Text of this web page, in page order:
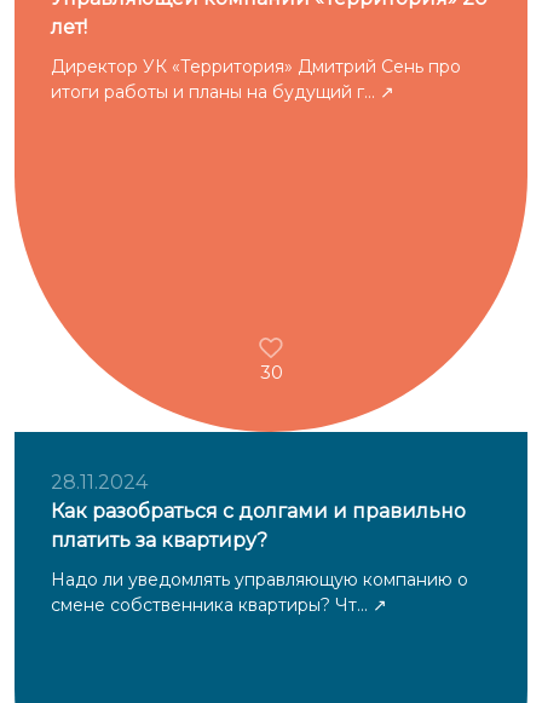
лет!
Директор УК «Территория» Дмитрий Сень про
итоги работы и планы на будущий г...
30
28.11.2024
Как разобраться с долгами и правильно
платить за квартиру?
Надо ли уведомлять управляющую компанию о
смене собственника квартиры? Чт...